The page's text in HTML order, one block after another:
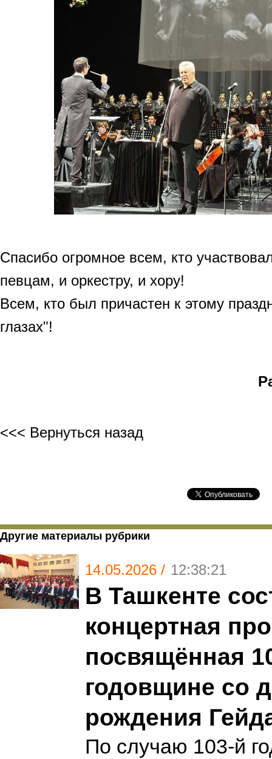
Спасибо огромное всем, кто
певцам, и оркестру, и хору!
Всем, кто был причастен к этому
глазах"!
<<< Вернуться назад
Другие материалы рубрики
14.05.2026 / 12:38:21
В Ташкенте
концертная
посвящённая
годовщине со
рождения
По случаю 103-й